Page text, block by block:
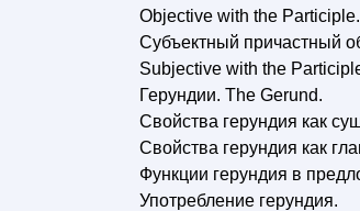
Objective with the Participle.
Субъектный причастный
Subjective with the
Герундии. The Gerund.
Свойства герундия как
Свойства герундия как
Функции герундия в
Употребление герундия.